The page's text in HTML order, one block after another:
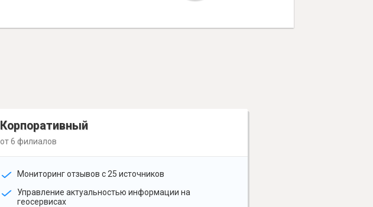
Корпоративный
от 6 филиалов
Мониторинг отзывов с 25 источников
Управление актуальностью информации на
геосервисах